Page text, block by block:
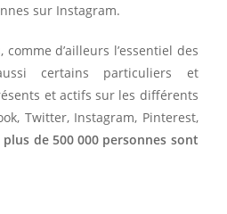
sur Instagram.
d’ailleurs l’essentiel des
certains particuliers et
et actifs sur les différents
Twitter, Instagram, Pinterest,
plus de 500 000 personnes sont